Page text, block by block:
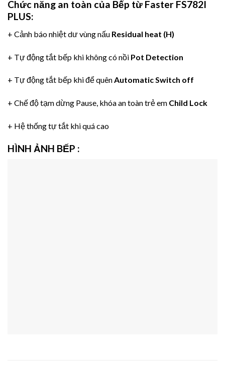
Chức năng an toàn của Bếp từ Faster FS782I
PLUS:
+ Cảnh báo nhiệt dư vùng nấu Residual heat (H)
+ Tự động tắt bếp khi không có nồi Pot Detection
+ Tự động tắt bếp khi để quênAutomatic Switch off
+ Chế độ tạm dừng Pause, khóa an toàn trẻ em Child Lock
+ Hệ thống tự tắt khi quá cao
HÌNH ẢNH BẾP :